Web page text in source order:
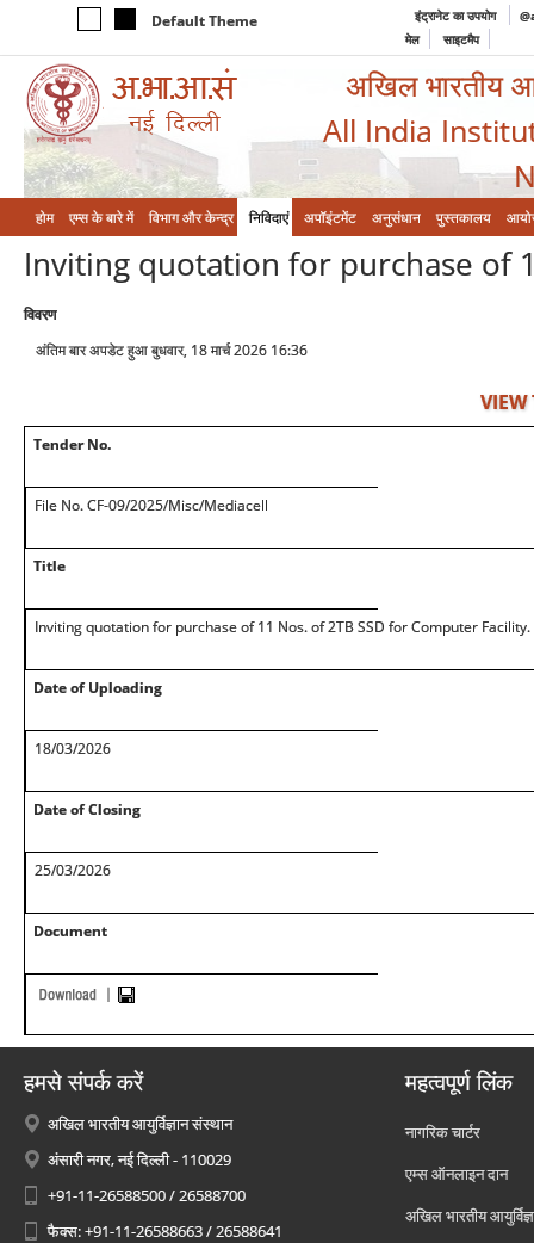
Default Theme इंट्रानेट का उपयोग
मेल
साइटमैप
अखिल भारतीय
All India
होम एम्‍स के बारे में विभाग और केन्‍द्र निविदाएं अपॉइंटमेंट अनुसंधान पुस्तकालय
Inviting quotation for purchase of
विवरण
अंतिम बार अपडेट हुआ बुधवार, 18 मार्च 2026 16:36
VIEW
Tender No.
File No. CF-09/2025/Misc/Mediacell
Title
Inviting quotation for purchase of 11 Nos. of 2TB SSD for Computer Facility.
Date of Uploading
18/03/2026
Date of Closing
25/03/2026
Document
हमसे संपर्क करें
अखिल भारतीय आयुर्विज्ञान संस्थान
अंसारी नगर, नई दिल्ली - 110029
+91-11-26588500 / 26588700
फैक्स: +91-11-26588663 / 26588641
महत्वपूर्ण लिंक
नागरिक चार्टर
एम्स ऑनलाइन दान
अखिल भारतीय